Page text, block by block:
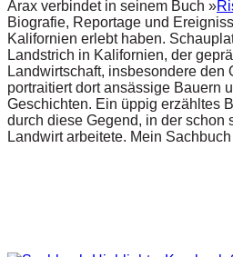
Arax verbindet in seinem Buch »
Biografie, Reportage und
Kalifornien erlebt haben.
Landstrich in Kalifornien, der
Landwirtschaft, insbesondere den
portraitiert dort ansässige Bauern
Geschichten. Ein üppig erzähltes
durch diese Gegend, in der schon
Landwirt arbeitete. Mein